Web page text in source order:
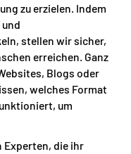
zu erzielen. Indem
stellen wir sicher,
erreichen. Ganz
Blogs oder
welches Format
um
Experten, die ihr